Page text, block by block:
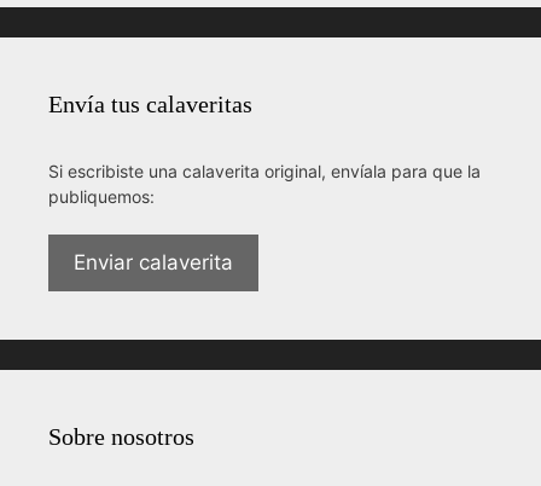
Envía tus calaveritas
Si escribiste una calaverita original, envíala para que la
publiquemos:
Enviar calaverita
Sobre nosotros